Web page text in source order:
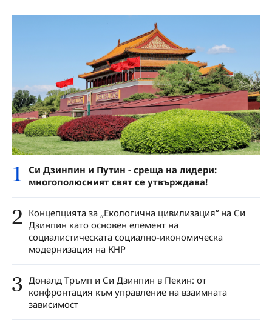
1 Си Дзинпин и Путин - среща на лидери:
многополюсният свят се утвърждава!
2 Концепцията за „Екологична цивилизация“ на Си
Дзинпин като основен елемент на
социалистическата социално-икономическа
модернизация на КНР
3 Доналд Тръмп и Си Дзинпин в Пекин: от
конфронтация към управление на взаимната
зависимост